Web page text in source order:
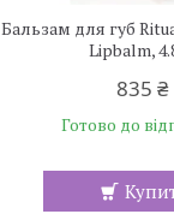
Бальзам для губ
Lipbalm,
835 ₴
Готово до